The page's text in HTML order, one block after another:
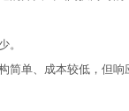
。
简单、成本较低，但